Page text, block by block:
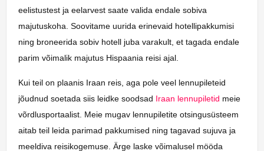
eelistustest ja eelarvest saate valida endale sobiva
majutuskoha. Soovitame uurida erinevaid hotellipakkumisi
ning broneerida sobiv hotell juba varakult, et tagada endale
parim võimalik majutus Hispaania reisi ajal.
Kui teil on plaanis Iraan reis, aga pole veel lennupileteid
jõudnud soetada siis leidke soodsad Iraan lennupiletid meie
võrdlusportaalist. Meie mugav lennupiletite otsingusüsteem
aitab teil leida parimad pakkumised ning tagavad sujuva ja
meeldiva reisikogemuse. Ärge laske võimalusel mööda